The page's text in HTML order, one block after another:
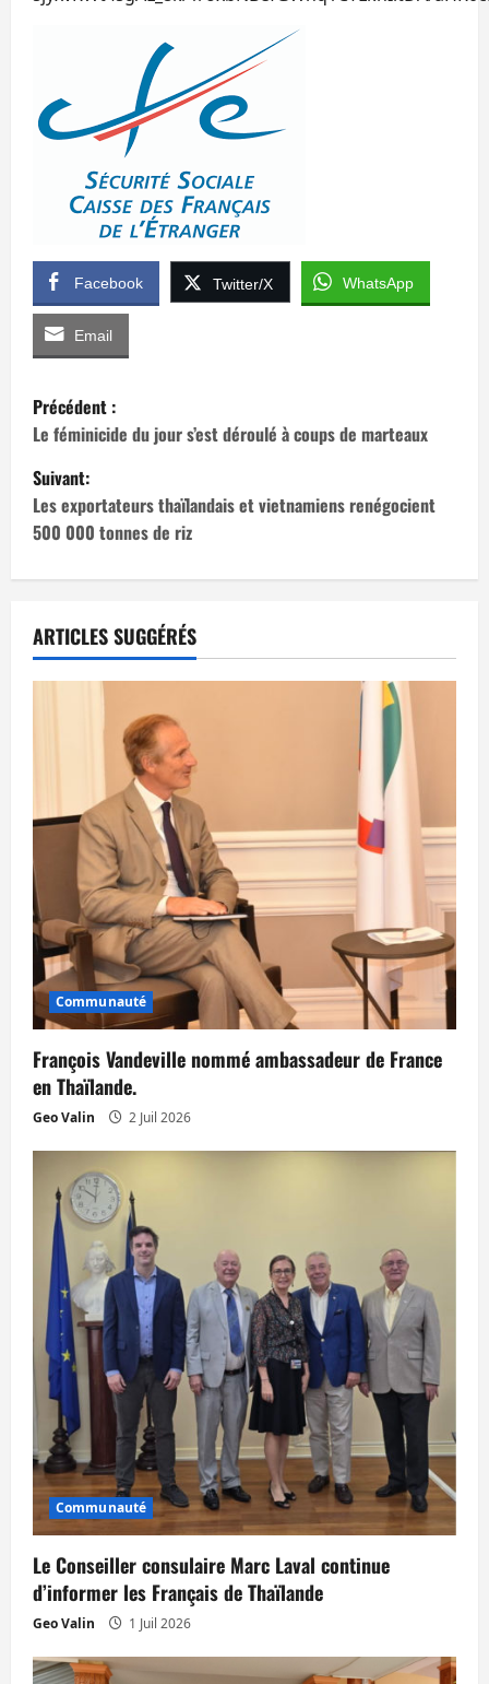
Facebook Twitter/X WhatsApp
Email
N
a
v
i
g
a
t
n
d
’
a
r
t
i
c
Précédent :
Le féminicide du jour s’est déroulé à coups de marteaux
Suivant:
Les exportateurs thaïlandais et vietnamiens renégocient
500 000 tonnes de riz
ARTICLES SUGGÉRÉS
Communauté
François Vandeville nommé ambassadeur de France
en Thaïlande.
Geo Valin 2 Juil 2026
Communauté
Le Conseiller consulaire Marc Laval continue
d’informer les Français de Thaïlande
Geo Valin 1 Juil 2026